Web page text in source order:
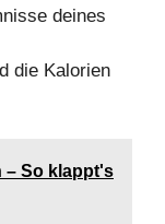
deines
die Kalorien
– So klappt's